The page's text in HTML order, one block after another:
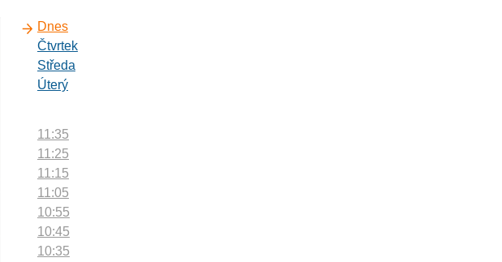
Dnes
Čtvrtek
Středa
Úterý
11:35
11:25
11:15
11:05
10:55
10:45
10:35